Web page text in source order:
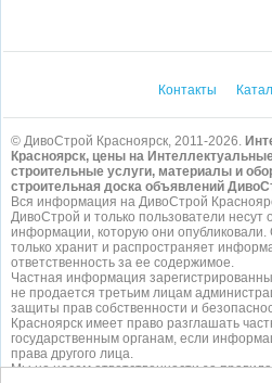
Контакты
© ДивоСтрой Красноярск, 2011-2026.
Красноярск, цены на
строительные услуги, материалы и
строительная доска объявлений
Вся информация на ДивоСтрой
ДивоСтрой и только пользователи несут
информации, которую они
только хранит и распространяет
ответственность за ее содержимое.
Частная информация
не продается третьим лицам
защиты прав собственности и
Красноярск имеет право разглашать
государственным органам, если
права другого лица.
Мы не несем ответственности за